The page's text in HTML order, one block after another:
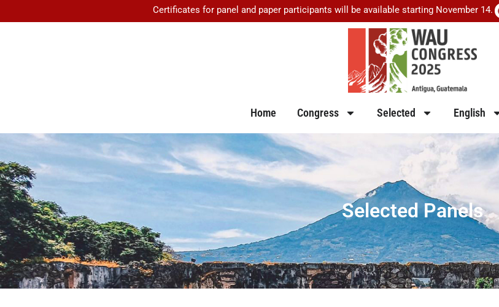
Certificates for panel and paper participants will be available starting November 14.
Home Congress Selected English
Selected Panels